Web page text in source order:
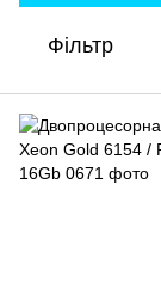
Фільтр